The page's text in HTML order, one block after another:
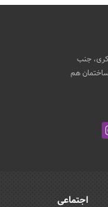
جنب
ساختمان هم
اجتماعی